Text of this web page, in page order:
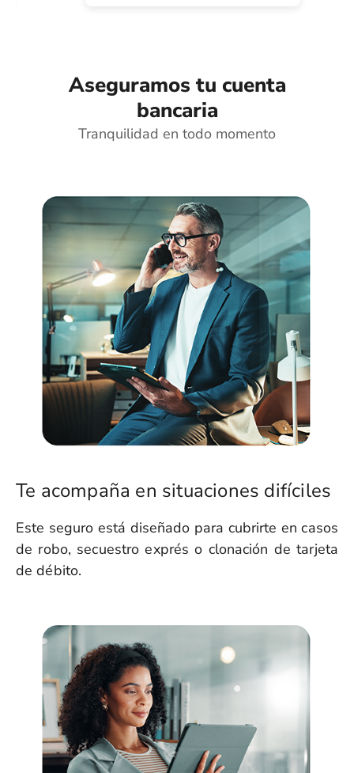
Aseguramos tu cuenta
bancaria
Tranquilidad en todo momento
Te acompaña en situaciones difíciles
Este seguro está diseñado para cubrirte en casos
de robo, secuestro exprés o clonación de tarjeta
de débito.